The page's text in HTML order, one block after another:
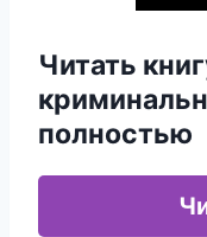
Читать
полностью